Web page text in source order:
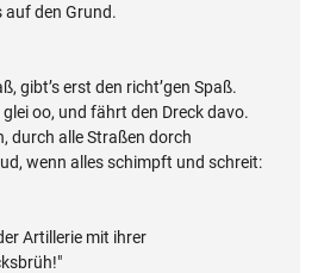
auf den Grund.
gibt’s erst den richt’gen Spaß.
oo, und fährt den Dreck davo.
durch alle Straßen dorch
wenn alles schimpft und schreit:
Artillerie mit ihrer